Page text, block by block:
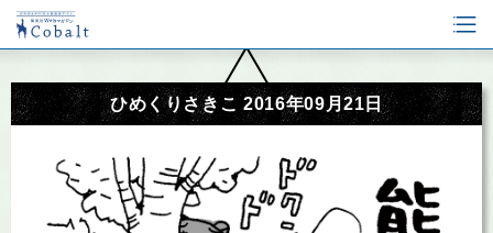
ひめくりさきこ 2016年09月21日